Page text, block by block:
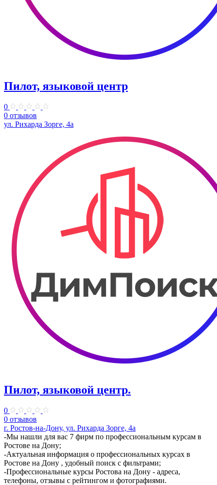
Пилот, языковой центр
0
0 отзывов
ул. Рихарда Зорге, 4а
Пилот, языковой центр.
0
0 отзывов
г. Ростов-на-Дону, ул. Рихарда Зорге, 4а
-Мы нашли для вас 7 фирм по профессиональным курсам в
Ростове на Дону;
-Актуальная информация о профессиональных курсах в
Ростове на Дону , удобный поиск с фильтрами;
-Профессиональные курсы Ростова на Дону - адреса,
телефоны, отзывы с рейтингом и фотографиями.